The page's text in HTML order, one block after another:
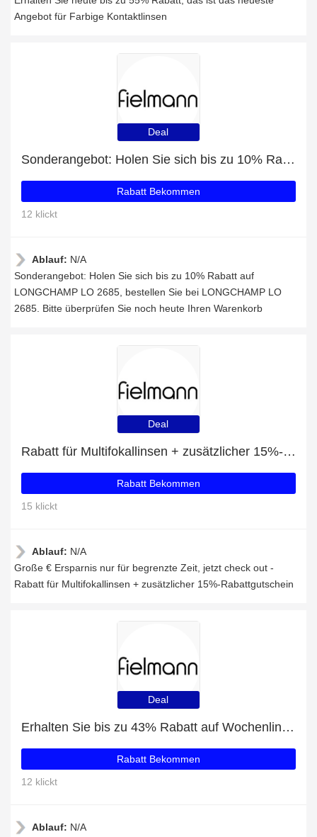
Angebot für Farbige Kontaktlinsen
Deal
Sonderangebot: Holen Sie sich bis zu 10% Rabatt auf LONGCHAMP LO 2685
Rabatt Bekommen
12 klickt
Ablauf: N/A
Sonderangebot: Holen Sie sich bis zu 10% Rabatt auf
LONGCHAMP LO 2685, bestellen Sie bei LONGCHAMP LO
2685. Bitte überprüfen Sie noch heute Ihren Warenkorb
Deal
Rabatt für Multifokallinsen + zusätzlicher 15%-Rabattgutschein
Rabatt Bekommen
15 klickt
Ablauf: N/A
Große € Ersparnis nur für begrenzte Zeit, jetzt check out -
Rabatt für Multifokallinsen + zusätzlicher 15%-Rabattgutschein
Deal
Erhalten Sie bis zu 43% Rabatt auf Wochenlinsen
Rabatt Bekommen
12 klickt
Ablauf: N/A